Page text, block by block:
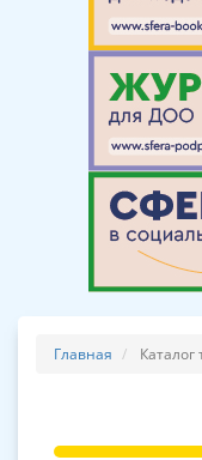
Главная Каталог